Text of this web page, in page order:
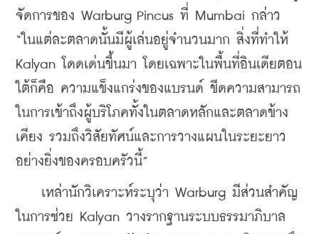
จัดการของ Warburg Pincus ที่ Mumbai กล่าว
“ในแต่ละตลาดนั้นมีผู้เล่นอยู่จำนวนมาก สิ่งที่ทำให้
Kalyan โดดเด่นขึ้นมา โดยเฉพาะในพื้นที่อินเดียตอน
ใต้ก็คือ ความแข็งแกร่งของแบรนด์ ขีดความสามารถ
ในการเข้าถึงผู้บริโภคทั้งในตลาดหลักและตลาดข้าง
เคียง รวมถึงวิสัยทัศน์และการวางแผนในระยะยาว
อย่างยิ่งของครอบครัวนี้”
เหล่านักวิเคราะห์ระบุว่า Warburg มีส่วนสำคัญ
ในการช่วย Kalyan วางรากฐานระบบธรรมาภิบาล